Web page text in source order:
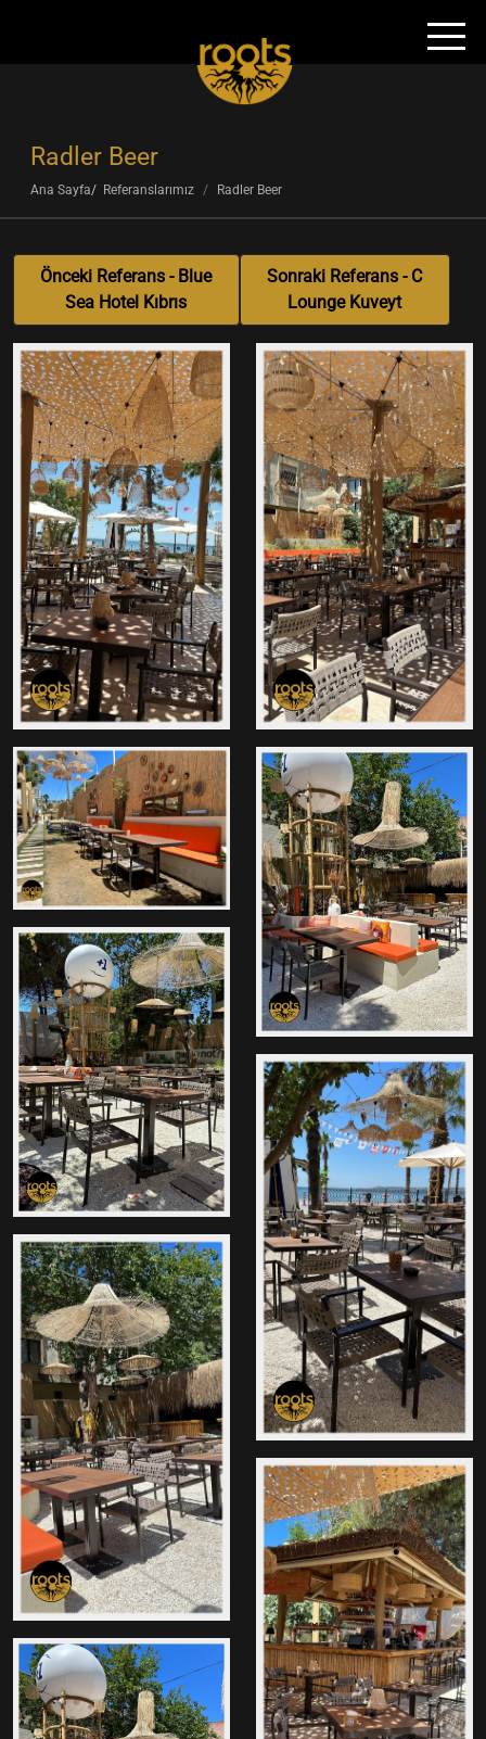
Radler Beer
Ana Sayfa Referanslarımız Radler Beer
Önceki Referans - Blue
Sea Hotel Kıbrıs
Sonraki Referans - C
Lounge Kuveyt